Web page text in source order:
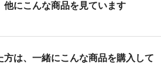
他にこんな商品を見ています
方は、一緒にこんな商品を購入して